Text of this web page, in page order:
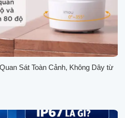
Sát Toàn Cảnh, Không Dây từ